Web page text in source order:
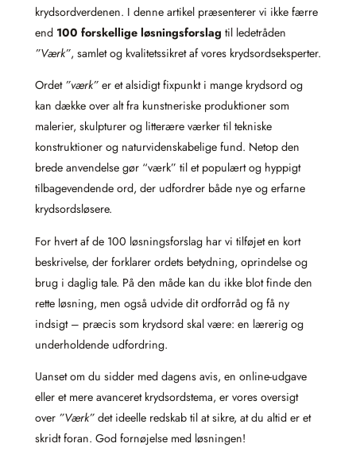
krydsordverdenen. I denne artikel præsenterer vi ikke færre
end 100 forskellige løsningsforslag til ledetråden
”Værk”, samlet og kvalitetssikret af vores krydsordseksperter.
Ordet ”værk” er et alsidigt fixpunkt i mange krydsord og
kan dække over alt fra kunstneriske produktioner som
malerier, skulpturer og litterære værker til tekniske
konstruktioner og naturvidenskabelige fund. Netop den
brede anvendelse gør “værk” til et populært og hyppigt
tilbagevendende ord, der udfordrer både nye og erfarne
krydsordsløsere.
For hvert af de 100 løsningsforslag har vi tilføjet en kort
beskrivelse, der forklarer ordets betydning, oprindelse og
brug i daglig tale. På den måde kan du ikke blot finde den
rette løsning, men også udvide dit ordforråd og få ny
indsigt – præcis som krydsord skal være: en lærerig og
underholdende udfordring.
Uanset om du sidder med dagens avis, en online-udgave
eller et mere avanceret krydsordstema, er vores oversigt
over ”Værk” det ideelle redskab til at sikre, at du altid er et
skridt foran. God fornøjelse med løsningen!